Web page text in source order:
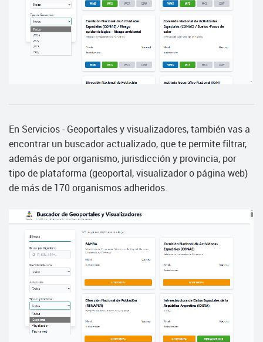
En Servicios - Geoportales y visualizadores, también vas a
encontrar un buscador actualizado, que te permite filtrar,
además de por organismo, jurisdicción y provincia, por
tipo de plataforma (geoportal, visualizador o página web)
de más de 170 organismos adheridos.